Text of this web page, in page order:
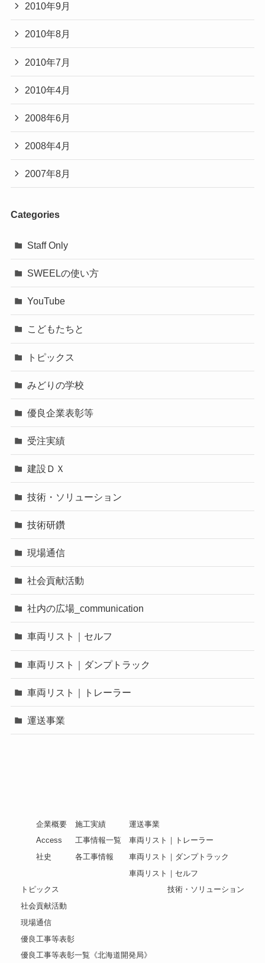
2010年9月
2010年8月
2010年7月
2010年4月
2008年6月
2008年4月
2007年8月
Categories
Staff Only
SWEELの使い方
YouTube
こどもたちと
トピックス
みどりの学校
優良企業表彰等
受注実績
建設ＤＸ
技術・ソリューション
技術研鑽
現場通信
社会貢献活動
社内の広場_communication
車両リスト｜セルフ
車両リスト｜ダンプトラック
車両リスト｜トレーラー
運送事業
企業概要
Access
社史
施工実績
工事情報一覧
各工事情報
運送事業
車両リスト｜トレーラー
車両リスト｜ダンプトラック
車両リスト｜セルフ
トピックス
社会貢献活動
現場通信
優良工事等表彰
優良工事等表彰一覧《北海道開発局》
技術・ソリューション